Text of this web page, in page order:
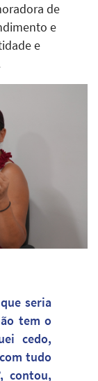
de
e
e
seria
tem o
cedo,
tudo
contou,